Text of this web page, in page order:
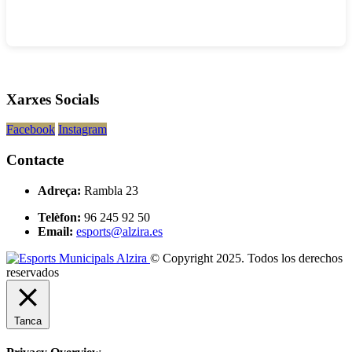
Xarxes Socials
Facebook Instagram
Contacte
Adreça: Rambla 23
Telèfon: 96 245 92 50
Email: esports@alzira.es
© Copyright 2025. Todos los derechos
reservados
Tanca